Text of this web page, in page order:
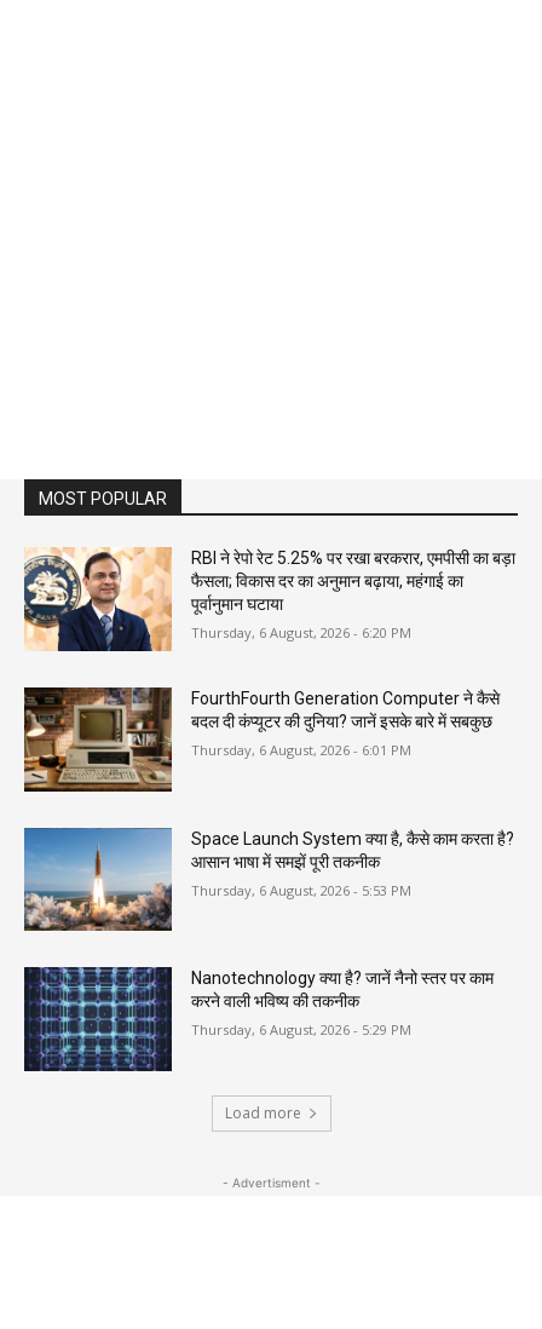
MOST POPULAR
RBI ने रेपो रेट 5.25% पर रखा बरकरार, एमपीसी का बड़ा
फैसला; विकास दर का अनुमान बढ़ाया, महंगाई का
पूर्वानुमान घटाया
Thursday, 6 August, 2026 - 6:20 PM
FourthFourth Generation Computer ने कैसे
बदल दी कंप्यूटर की दुनिया? जानें इसके बारे में सबकुछ
Thursday, 6 August, 2026 - 6:01 PM
Space Launch System क्या है, कैसे काम करता है?
आसान भाषा में समझें पूरी तकनीक
Thursday, 6 August, 2026 - 5:53 PM
Nanotechnology क्या है? जानें नैनो स्तर पर काम
करने वाली भविष्य की तकनीक
Thursday, 6 August, 2026 - 5:29 PM
Load more
- Advertisment -